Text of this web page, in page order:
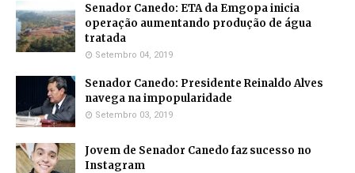
Senador Canedo: ETA da Emgopa inicia
operação aumentando produção de água
tratada
Setembro 04, 2019
Senador Canedo: Presidente Reinaldo Alves
navega na impopularidade
Setembro 03, 2019
Jovem de Senador Canedo faz sucesso no
Instagram